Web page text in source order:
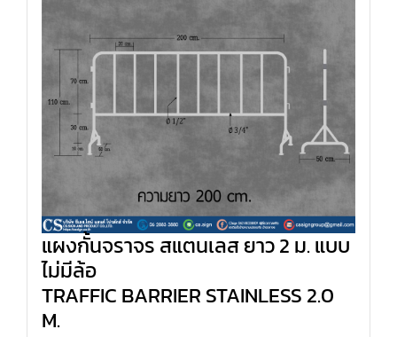
แผงกั้นจราจร สแตนเลส ยาว 2 ม. แบบ
ไม่มีล้อ
TRAFFIC BARRIER STAINLESS 2.0
M.